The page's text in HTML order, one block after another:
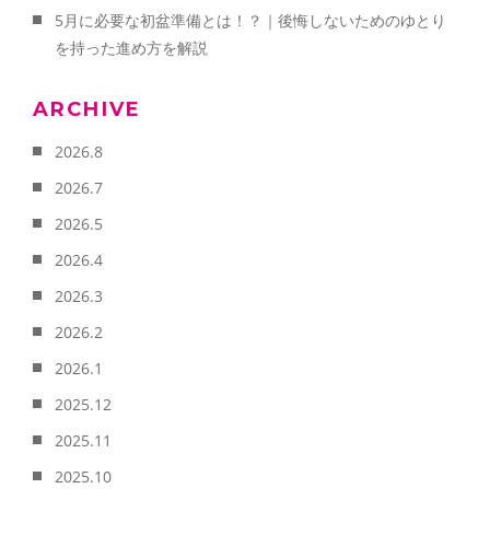
5月に必要な初盆準備とは！？｜後悔しないためのゆとり
を持った進め方を解説
ARCHIVE
2026.8
2026.7
2026.5
2026.4
2026.3
2026.2
2026.1
2025.12
2025.11
2025.10